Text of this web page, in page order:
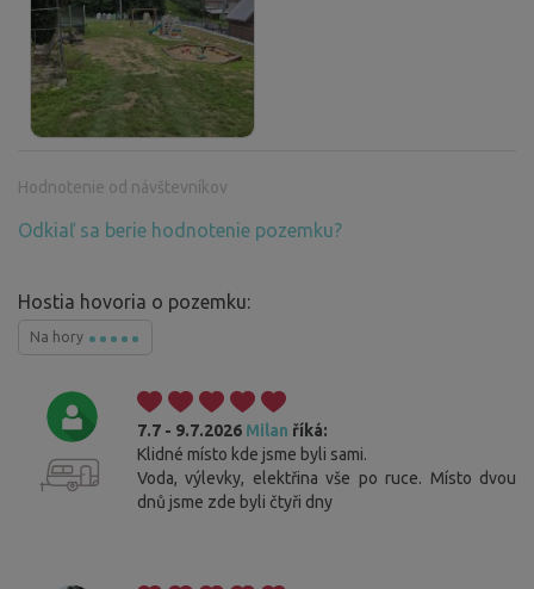
Hodnotenie od návštevníkov
Odkiaľ sa berie hodnotenie pozemku?
Hostia hovoria o pozemku:
Na hory
7.7 - 9.7.2026 Milan říká:
Klidné místo kde jsme byli sami.
Voda, výlevky, elektřina vše po ruce. Místo dvou
dnů jsme zde byli čtyři dny